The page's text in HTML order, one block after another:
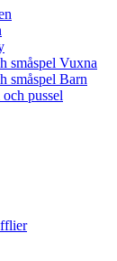
småspel Vuxna
småspel Barn
pussel